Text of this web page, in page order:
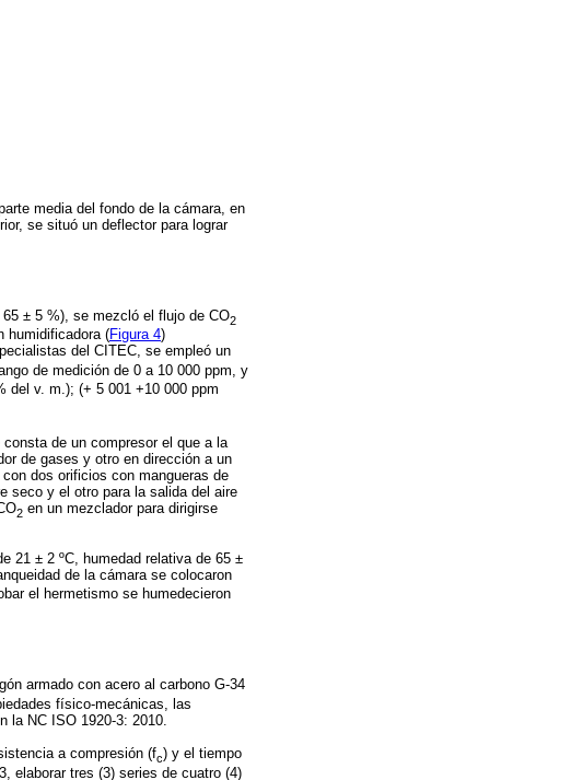
media del fondo de la cámara, en
se situó un deflector para lograr
± 5 %), se mezcló el flujo de CO2
humidificadora (Figura 4)
del CITEC, se empleó un
de medición de 0 a 10 000 ppm, y
del v. m.); (+ 5 001 +10 000 ppm
de un compresor el que a la
de gases y otro en dirección a un
dos orificios con mangueras de
seco y el otro para la salida del aire
2 en un mezclador para dirigirse
21 ± 2 ºC, humedad relativa de 65 ±
de la cámara se colocaron
el hermetismo se humedecieron
armado con acero al carbono G-34
físico-mecánicas, las
la NC ISO 1920-3: 2010.
a compresión (fc) y el tiempo
elaborar tres (3) series de cuatro (4)